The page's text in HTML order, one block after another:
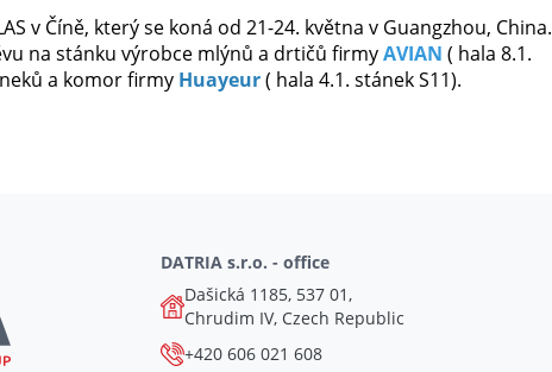
v Číně, který se koná od 21-24. května v Guangzhou, China.
na stánku výrobce mlýnů a drtičů firmyAVIAN ( hala 8.1.
a komor firmy Huayeur( hala 4.1. stánek S11).
DATRIA s.r.o. - office
Dašická 1185, 537 01,
Chrudim IV, Czech Republic
+420 606 021 608